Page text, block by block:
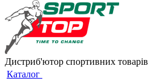
Дистриб'ютор спортивних товарів
Каталог